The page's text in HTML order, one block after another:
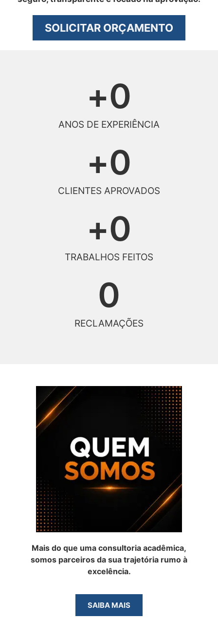
SOLICITAR ORÇAMENTO
ANOS DE EXPERIÊNCIA
+0
CLIENTES APROVADOS
+0
TRABALHOS FEITOS
+0
RECLAMAÇÕES
0
Mais do que uma consultoria acadêmica,
somos parceiros da sua trajetória rumo à
excelência.
SAIBA MAIS